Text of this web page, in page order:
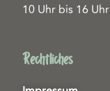
10 Uhr bis 16 Uhr
Rechtliches